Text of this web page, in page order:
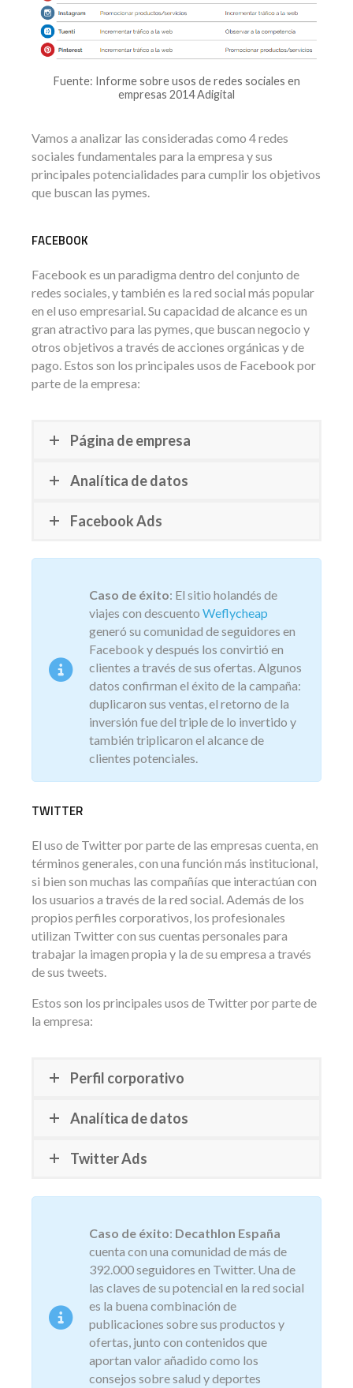
Fuente: Informe sobre usos de redes sociales en
empresas 2014 Adigital
Vamos a analizar las consideradas como 4 redes
sociales fundamentales para la empresa y sus
principales potencialidades para cumplir los objetivos
que buscan las pymes.
FACEBOOK
Facebook es un paradigma dentro del conjunto de
redes sociales, y también es la red social más popular
en el uso empresarial. Su capacidad de alcance es un
gran atractivo para las pymes, que buscan negocio y
otros objetivos a través de acciones orgánicas y de
pago. Estos son los principales usos de Facebook por
parte de la empresa:
Página de empresa
Analítica de datos
Facebook Ads
Caso de éxito: El sitio holandés de
viajes con descuento Weflycheap
generó su comunidad de seguidores en
Facebook y después los convirtió en
clientes a través de sus ofertas. Algunos
datos confirman el éxito de la campaña:
duplicaron sus ventas, el retorno de la
inversión fue del triple de lo invertido y
también triplicaron el alcance de
clientes potenciales.
TWITTER
El uso de Twitter por parte de las empresas cuenta, en
términos generales, con una función más institucional,
si bien son muchas las compañías que interactúan con
los usuarios a través de la red social. Además de los
propios perfiles corporativos, los profesionales
utilizan Twitter con sus cuentas personales para
trabajar la imagen propia y la de su empresa a través
de sus tweets.
Estos son los principales usos de Twitter por parte de
la empresa:
Perfil corporativo
Analítica de datos
Twitter Ads
Caso de éxito: Decathlon España
cuenta con una comunidad de más de
392.000 seguidores en Twitter. Una de
las claves de su potencial en la red social
es la buena combinación de
publicaciones sobre sus productos y
ofertas, junto con contenidos que
aportan valor añadido como los
consejos sobre salud y deportes